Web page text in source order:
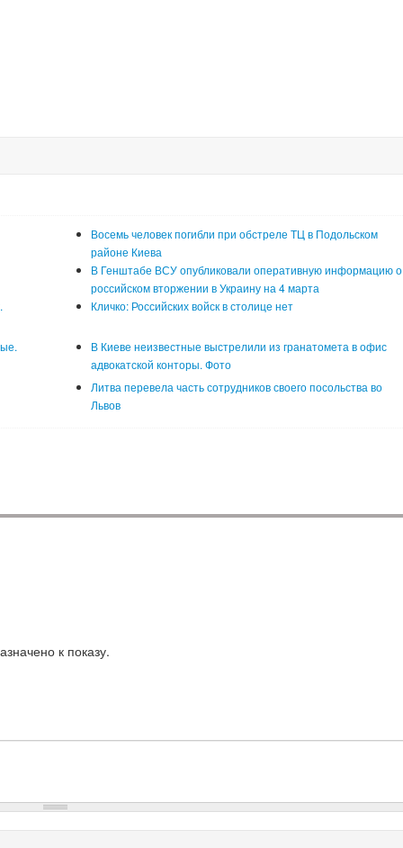
Восемь человек погибли при обстреле ТЦ в Подольском
районе Киева
В Генштабе ВСУ опубликовали оперативную информацию о
российском вторжении в Украину на 4 марта
Кличко: Российских войск в столице нет
В Киеве неизвестные выстрелили из гранатомета в офис
адвокатской конторы. Фото
Литва перевела часть сотрудников своего посольства во
Львов
к показу.